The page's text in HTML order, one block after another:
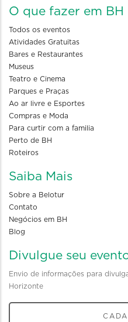
O que fazer em BH
Todos os eventos
Atividades Gratuitas
Bares e Restaurantes
Museus
Teatro e Cinema
Parques e Praças
Ao ar livre e Esportes
Compras e Moda
Para curtir com a familia
Perto de BH
Roteiros
Saiba Mais
Sobre a Belotur
Contato
Negócios em BH
Blog
Divulgue seu
Envio de informações para
Horizonte